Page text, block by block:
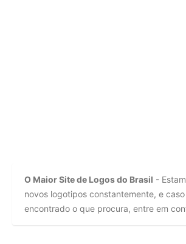
O Maior Site de Logos do Brasil -
novos logotipos constantemente, e
encontrado o que procura, entre em